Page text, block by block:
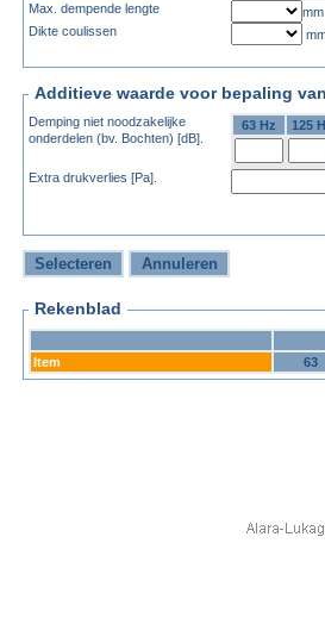
Max. dempende lengte
mm
Dikte coulissen
Additieve waarde voor bepaling
Demping niet noodzakelijke
onderdelen (bv. Bochten) [dB].
63 Hz 125
Extra drukverlies [Pa].
Rekenblad
Item 63